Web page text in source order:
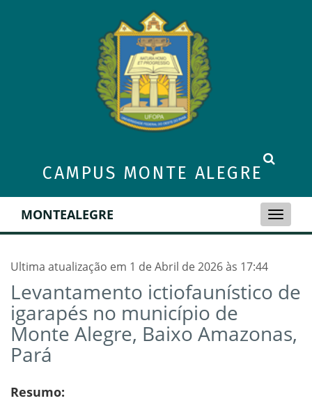
CAMPUS MONTE ALEGRE
Toggle
MONTEALEGRE
Ultima atualização em 1 de Abril de 2026 às 17:44
Levantamento ictiofaunístico de
igarapés no município de
Monte Alegre, Baixo Amazonas,
Pará
Resumo: